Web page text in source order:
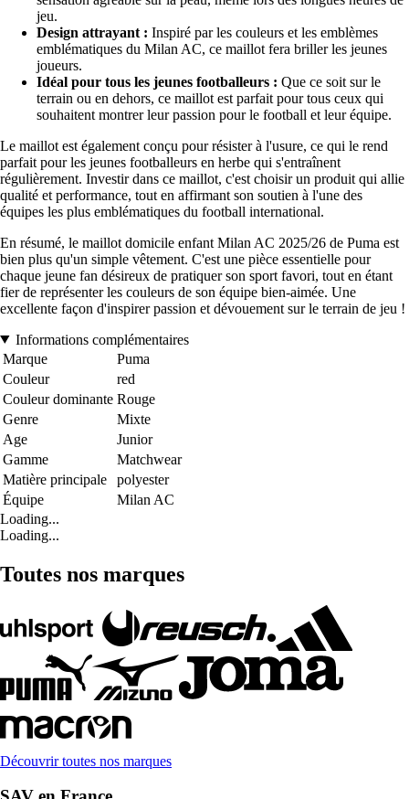
jeu.
Design attrayant : Inspiré par les couleurs et les emblèmes
emblématiques du Milan AC, ce maillot fera briller les jeunes
joueurs.
Idéal pour tous les jeunes footballeurs : Que ce soit sur le
terrain ou en dehors, ce maillot est parfait pour tous ceux qui
souhaitent montrer leur passion pour le football et leur équipe.
Le maillot est également conçu pour résister à l'usure, ce qui le rend
parfait pour les jeunes footballeurs en herbe qui s'entraînent
régulièrement. Investir dans ce maillot, c'est choisir un produit qui allie
qualité et performance, tout en affirmant son soutien à l'une des
équipes les plus emblématiques du football international.
En résumé, le maillot domicile enfant Milan AC 2025/26 de Puma est
bien plus qu'un simple vêtement. C'est une pièce essentielle pour
chaque jeune fan désireux de pratiquer son sport favori, tout en étant
fier de représenter les couleurs de son équipe bien-aimée. Une
excellente façon d'inspirer passion et dévouement sur le terrain de jeu !
Informations complémentaires
Marque
Puma
Couleur
red
Couleur dominante Rouge
Genre
Mixte
Age
Junior
Gamme
Matchwear
Matière principale
polyester
Équipe
Milan AC
Loading...
Loading...
Toutes nos marques
Découvrir toutes nos marques